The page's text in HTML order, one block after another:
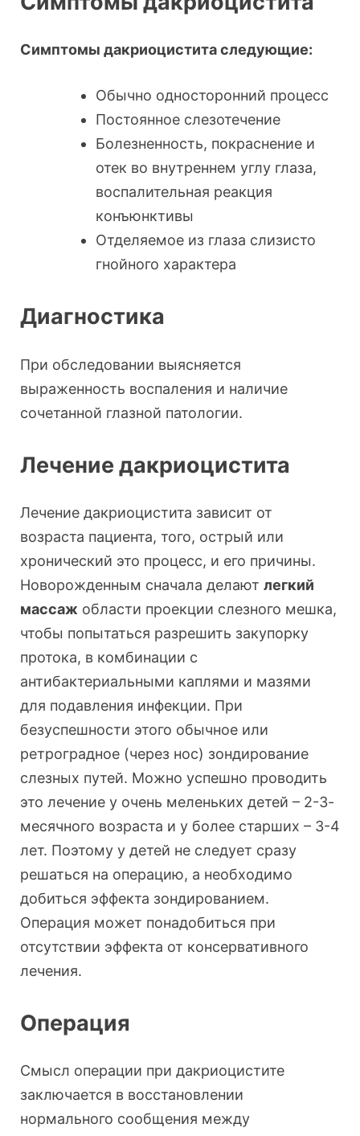
Симптомы дакриоцистита следующие:
Обычно односторонний процесс
Постоянное слезотечение
Болезненность, покраснение и
отек во внутреннем углу глаза,
воспалительная реакция
конъюнктивы
Отделяемое из глаза слизисто
гнойного характера
Диагностика
При обследовании выясняется
выраженность воспаления и наличие
сочетанной глазной патологии.
Лечение дакриоцистита
Лечение дакриоцистита зависит от
возраста пациента, того, острый или
хронический это процесс, и его причины.
Новорожденным сначала делают легкий
массаж области проекции слезного мешка,
чтобы попытаться разрешить закупорку
протока, в комбинации с
антибактериальными каплями и мазями
для подавления инфекции. При
безуспешности этого обычное или
ретроградное (через нос) зондирование
слезных путей. Можно успешно проводить
это лечение у очень меленьких детей – 2-3-
месячного возраста и у более старших – 3-4
лет. Поэтому у детей не следует сразу
решаться на операцию, а необходимо
добиться эффекта зондированием.
Операция может понадобиться при
отсутствии эффекта от консервативного
лечения.
Операция
Смысл операции при дакриоцистите
заключается в восстановлении
нормального сообщения между